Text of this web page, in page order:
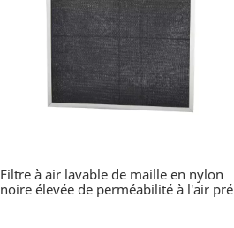
Filtre à air lavable de maille en nylon
noire élevée de perméabilité à l'air pré